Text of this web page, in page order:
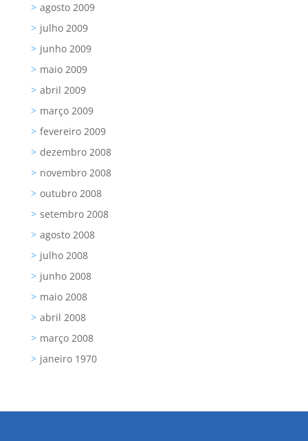
agosto 2009
julho 2009
junho 2009
maio 2009
abril 2009
março 2009
fevereiro 2009
dezembro 2008
novembro 2008
outubro 2008
setembro 2008
agosto 2008
julho 2008
junho 2008
maio 2008
abril 2008
março 2008
janeiro 1970